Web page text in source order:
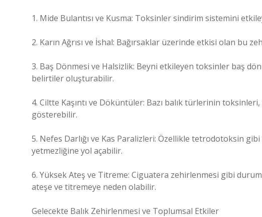
1. Mide Bulantısı ve Kusma: Toksinler sindirim sistemini
2. Karın Ağrısı ve İshal: Bağırsaklar üzerinde etkisi olan bu
3. Baş Dönmesi ve Halsizlik: Beyni etkileyen toksinler baş
belirtiler oluşturabilir.
4. Ciltte Kaşıntı ve Döküntüler: Bazı balık türlerinin
gösterebilir.
5. Nefes Darlığı ve Kas Paralizleri: Özellikle tetrodotoksin
yetmezliğine yol açabilir.
6. Yüksek Ateş ve Titreme: Ciguatera zehirlenmesi gibi
ateşe ve titremeye neden olabilir.
Gelecekte Balık Zehirlenmesi ve Toplumsal Etkiler